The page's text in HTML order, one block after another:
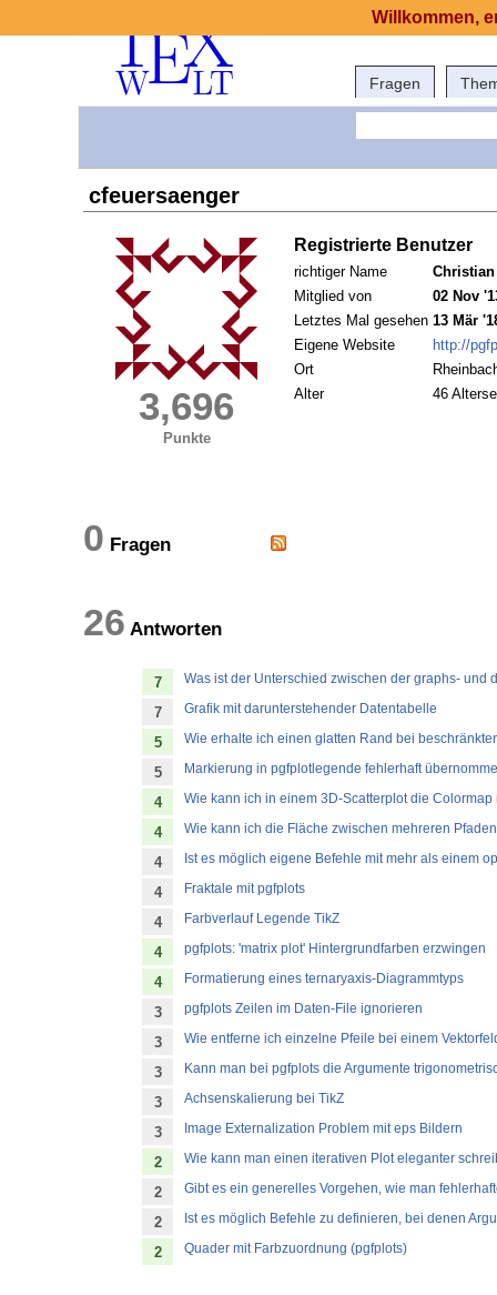
Fragen
cfeuersaenger
3,696
Punkte
Registrierte Benutzer
richtiger Name
Mitglied von
02 Nov
Letztes Mal gesehen 13 Mär
Eigene Website
http://
Ort
Alter
46
0 Fragen
26 Antworten
7 Was ist der Unterschied zwischen der graphs- und
7 Grafik mit darunterstehender Datentabelle
5 Wie erhalte ich einen glatten Rand bei
5 Markierung in pgfplotlegende fehlerhaft
4 Wie kann ich in einem 3D-Scatterplot die
4 Wie kann ich die Fläche zwischen mehreren
4 Ist es möglich eigene Befehle mit mehr als einem
4 Fraktale mit pgfplots
4 Farbverlauf Legende TikZ
4 pgfplots: 'matrix plot' Hintergrundfarben erzwingen
4 Formatierung eines ternaryaxis-Diagrammtyps
3 pgfplots Zeilen im Daten-File ignorieren
3 Wie entferne ich einzelne Pfeile bei einem
3 Kann man bei pgfplots die Argumente
3 Achsenskalierung bei TikZ
3 Image Externalization Problem mit eps Bildern
2 Wie kann man einen iterativen Plot eleganter
2 Gibt es ein generelles Vorgehen, wie man
2 Ist es möglich Befehle zu definieren, bei denen
2 Quader mit Farbzuordnung (pgfplots)
Willkommen,